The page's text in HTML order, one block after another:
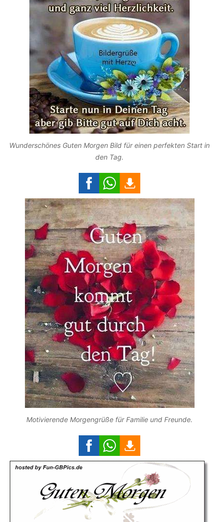
Wunderschönes Guten Morgen Bild für einen perfekten Start in
den Tag.
Motivierende Morgengrüße für Familie und Freunde.